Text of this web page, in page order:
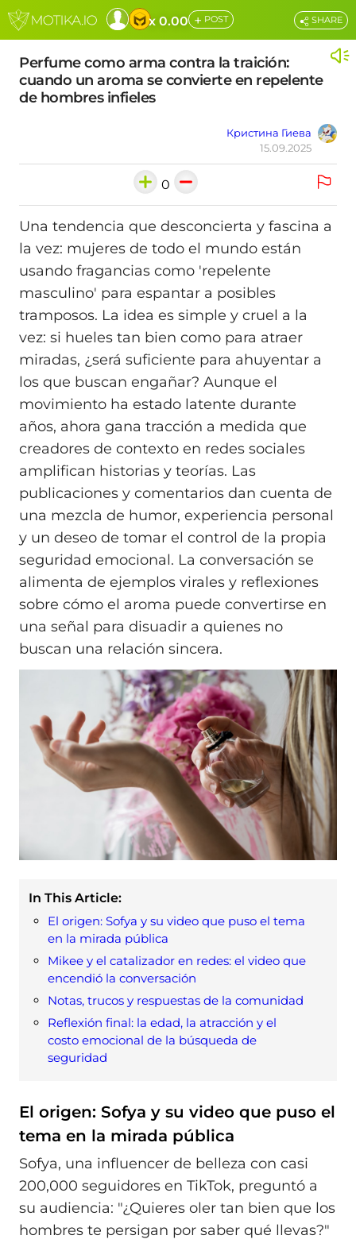
x 0.00 + POST
Perfume como arma contra la traición:
cuando un aroma se convierte en repelente
de hombres infieles
Кристина Гиева
15.09.2025
SHARE
0
Una tendencia que desconcierta y fascina a
la vez: mujeres de todo el mundo están
usando fragancias como 'repelente
masculino' para espantar a posibles
tramposos. La idea es simple y cruel a la
vez: si hueles tan bien como para atraer
miradas, ¿será suficiente para ahuyentar a
los que buscan engañar? Aunque el
movimiento ha estado latente durante
años, ahora gana tracción a medida que
creadores de contexto en redes sociales
amplifican historias y teorías. Las
publicaciones y comentarios dan cuenta de
una mezcla de humor, experiencia personal
y un deseo de tomar el control de la propia
seguridad emocional. La conversación se
alimenta de ejemplos virales y reflexiones
sobre cómo el aroma puede convertirse en
una señal para disuadir a quienes no
buscan una relación sincera.
In This Article:
El origen: Sofya y su video que puso el tema
en la mirada pública
Mikee y el catalizador en redes: el video que
encendió la conversación
Notas, trucos y respuestas de la comunidad
Reflexión final: la edad, la atracción y el
costo emocional de la búsqueda de
seguridad
El origen: Sofya y su video que puso el
tema en la mirada pública
Sofya, una influencer de belleza con casi
200,000 seguidores en TikTok, preguntó a
su audiencia: "¿Quieres oler tan bien que los
hombres te persigan por saber qué llevas?"